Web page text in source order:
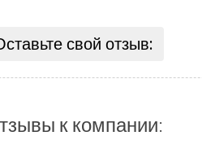
свой отзыв:
к компании: